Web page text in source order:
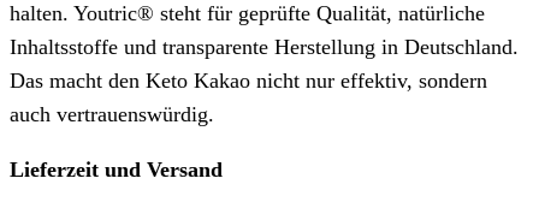
halten. Youtric® steht für geprüfte Qualität, natürliche
Inhaltsstoffe und transparente Herstellung in Deutschland.
Das macht den Keto Kakao nicht nur effektiv, sondern
auch vertrauenswürdig.
Lieferzeit und Versand